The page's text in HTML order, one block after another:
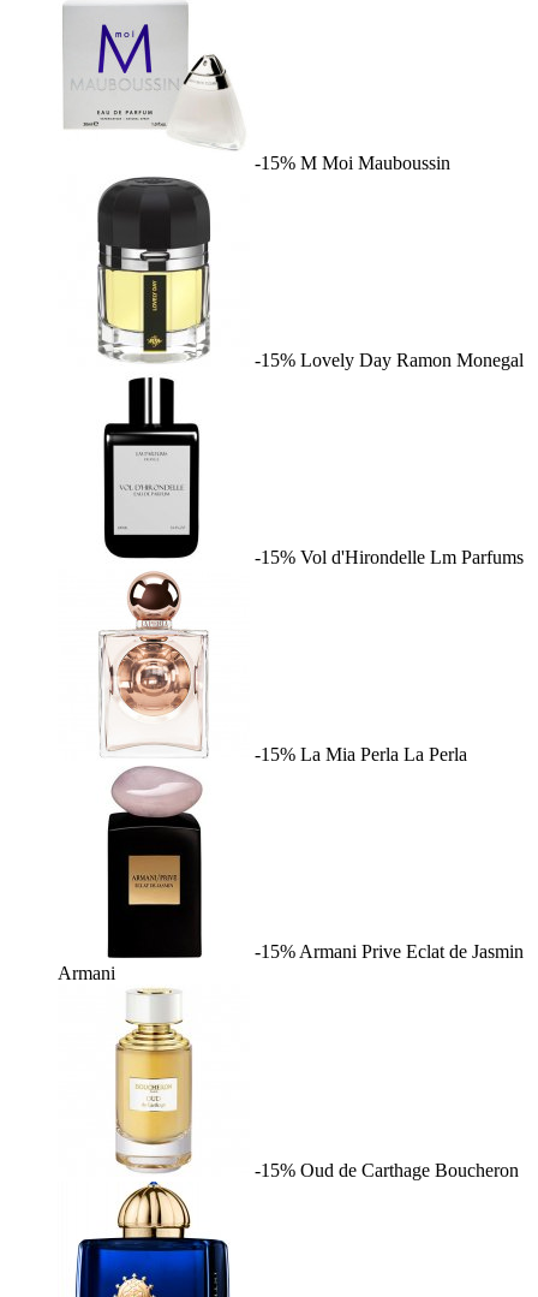
-15% M Moi Mauboussin
-15% Lovely Day Ramon Monegal
-15% Vol d'Hirondelle Lm Parfums
-15% La Mia Perla La Perla
-15% Armani Prive Eclat de Jasmin
Armani
-15% Oud de Carthage Boucheron